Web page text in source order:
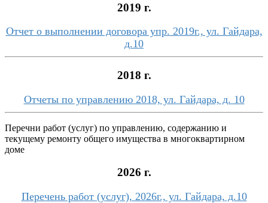
2019 г.
Отчет о выполнении договора упр. 2019г., ул. Гайдара,
д.10
2018 г.
Отчеты по управлению 2018, ул. Гайдара, д. 10
Перечни работ (услуг) по управлению, содержанию и
текущему ремонту общего имущества в многоквартирном
доме
2026 г.
Перечень работ (услуг), 2026г., ул. Гайдара, д.10